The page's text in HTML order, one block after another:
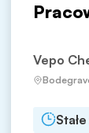
Vepo